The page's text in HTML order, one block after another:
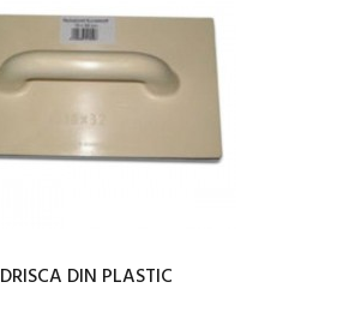
DRISCA DIN PLASTIC